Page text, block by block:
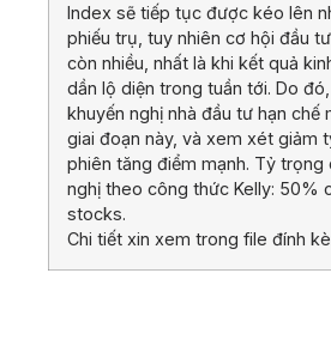
Index sẽ tiếp tục được kéo lên
phiếu trụ, tuy nhiên cơ hội đầu
còn nhiều, nhất là khi kết quả
dần lộ diện trong tuần tới. Do
khuyến nghị nhà đầu tư hạn chế
giai đoạn này, và xem xét giảm
phiên tăng điểm mạnh. Tỷ trọng
nghị theo công thức Kelly: 50%
stocks.
Chi tiết xin xem trong file đính